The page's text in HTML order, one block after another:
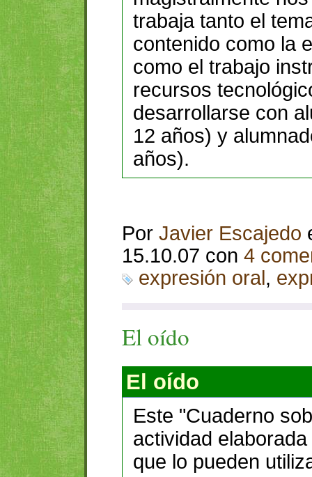
trabaja tanto el
contenido como la
como el trabajo
recursos
desarrollarse con
12 años) y
años).
Por Javier Escajedo
15.10.07 con 4
expresión oral,
El oído
El oído
Este "Cuaderno
actividad
que lo pueden